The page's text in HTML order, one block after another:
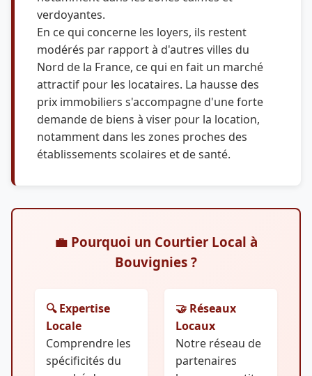
verdoyantes.
En ce qui concerne les loyers, ils restent
modérés par rapport à d'autres villes du
Nord de la France, ce qui en fait un marché
attractif pour les locataires. La hausse des
prix immobiliers s'accompagne d'une forte
demande de biens à viser pour la location,
notamment dans les zones proches des
établissements scolaires et de santé.
💼 Pourquoi un Courtier Local à
Bouvignies ?
🔍 Expertise
Locale
Comprendre les
spécificités du
🤝 Réseaux
Locaux
Notre réseau de
partenaires